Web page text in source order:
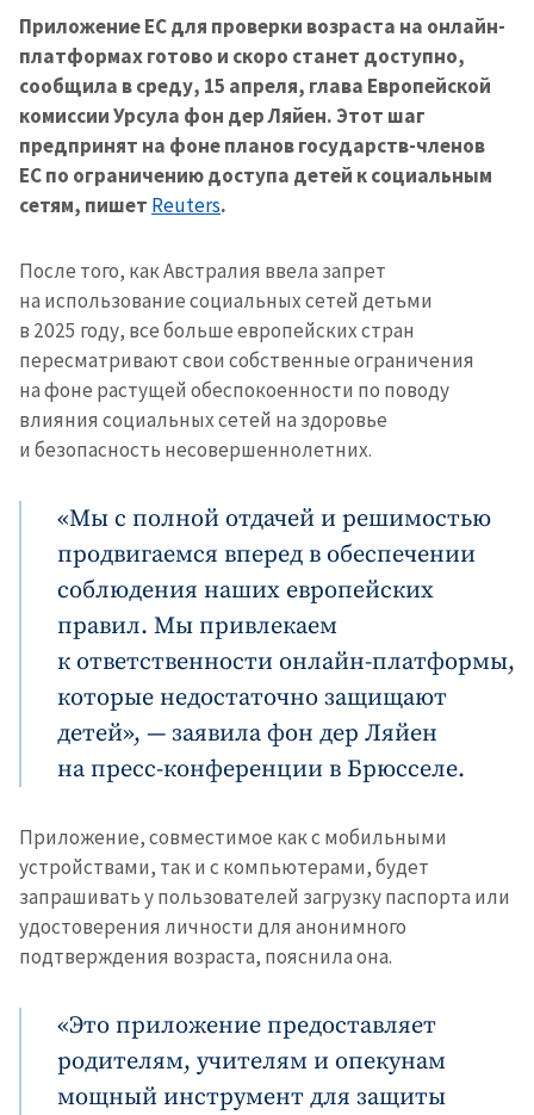
Приложение ЕС для проверки возраста на онлайн-
платформах готово и скоро станет доступно,
сообщила в среду, 15 апреля, глава Европейской
комиссии Урсула фон дер Ляйен. Этот шаг
предпринят на фоне планов государств-членов
ЕС по ограничению доступа детей к социальным
сетям, пишет Reuters.
После того, как Австралия ввела запрет
на использование социальных сетей детьми
в 2025 году, все больше европейских стран
пересматривают свои собственные ограничения
на фоне растущей обеспокоенности по поводу
влияния социальных сетей на здоровье
и безопасность несовершеннолетних.
«Мы с полной отдачей и решимостью
продвигаемся вперед в обеспечении
соблюдения наших европейских
правил. Мы привлекаем
к ответственности онлайн-платформы,
которые недостаточно защищают
детей», — заявила фон дер Ляйен
на пресс-конференции в Брюсселе.
Приложение, совместимое как с мобильными
устройствами, так и с компьютерами, будет
запрашивать у пользователей загрузку паспорта или
удостоверения личности для анонимного
подтверждения возраста, пояснила она.
«Это приложение предоставляет
родителям, учителям и опекунам
мощный инструмент для защиты